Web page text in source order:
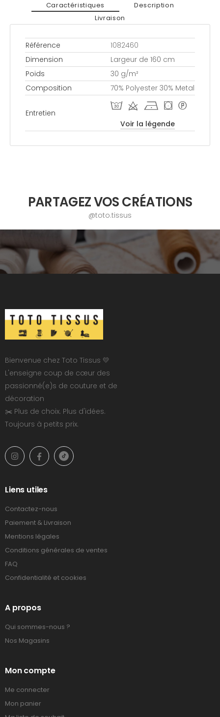
Caractéristiques
Description
Livraison
Référence
1082460
Dimension
Largeur de 160 cm
Poids
30 g/m²
Composition
70% Polyester 30% Metal
Entretien
T d h ( *
Voir la légende
PARTAGEZ VOS CRÉATIONS
@toto.tissus
Bienvenue chez Toto Tissus 💛
L'enseigne coup de cœur des
passionné(e)s de couture et de
décoration
✂️ Plus de choix. Plus d'idées.
Toujours à petits prix.
Liens utiles
Contactez-nous
Paiement & Livraison
Mentions légales
Conditions générales de ventes
FAQ
Confidentialité et cookies
A propos
Qui sommes-nous ?
Nos Magasins
Mon compte
Me connecter
Mon panier